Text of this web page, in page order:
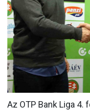
Az OTP Bank Liga 4.